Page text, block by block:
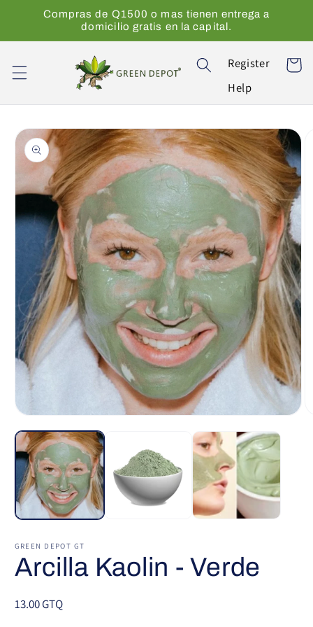
directamente
Compras de Q1500 o mas tienen entrega a
domicilio gratis en la capital.
Register
Help
Carrito
directamente
a la
información
del producto
elemento
multimedia
1
en
una
ventana
modal
GREEN DEPOT GT
Arcilla Kaolin - Verde
Precio
13.00 GTQ